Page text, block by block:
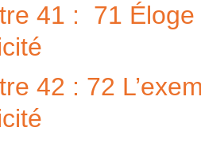
41 : 71 Éloge
42 : 72